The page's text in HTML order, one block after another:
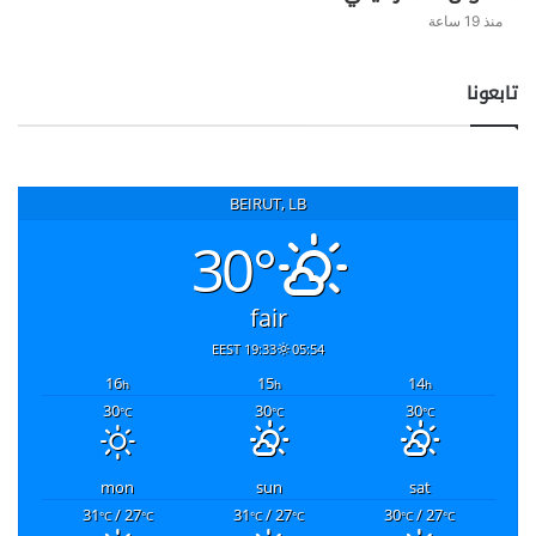
منذ 19 ساعة
تابعونا
BEIRUT, LB
30°
fair
05:54
19:33 EEST
14h
15h
16h
30°C
30°C
30°C
sat
sun
mon
30°C/ 27°C
31°C/ 27°C
31°C/ 27°C